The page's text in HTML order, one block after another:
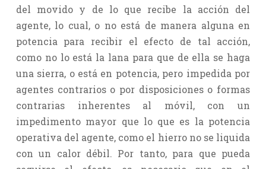
del movido y de lo que recibe la acción del
agente, lo cual, o no está de manera alguna en
potencia para recibir el efecto de tal acción,
como no lo está la lana para que de ella se haga
una sierra, o está en potencia, pero impedida por
agentes contrarios o por disposiciones o formas
contrarias inherentes al móvil, con un
impedimento mayor que lo que es la potencia
operativa del agente, como el hierro no se liquida
con un calor débil. Por tanto, para que pueda